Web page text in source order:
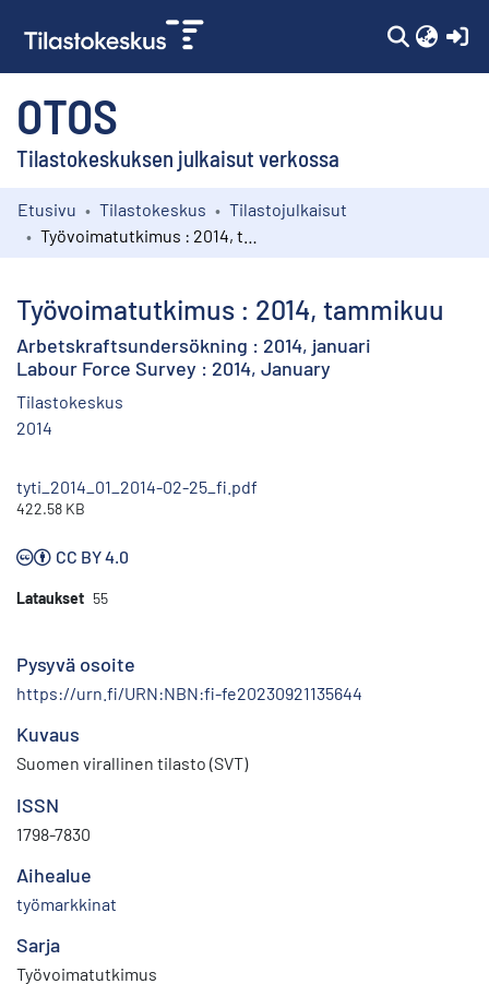
OTOS
Tilastokeskuksen julkaisut verkossa
Kokoelmat
Etusivu Tilastokeskus
Tilastojulkaisut
Työvoimatutkimus : 2014, tammikuu
Arbetskraftsundersökning : 2014, januari
Labour Force Survey : 2014, January
Tilastokeskus
2014
tyti_2014_01_2014-02-25_fi.pdf
422.58 KB
CC BY 4.0
Lataukset 55
Pysyvä osoite
https://urn.fi/URN:NBN:fi-fe20230921135644
Kuvaus
Suomen virallinen tilasto (SVT)
ISSN
1798-7830
Aihealue
työmarkkinat
Sarja
Työvoimatutkimus